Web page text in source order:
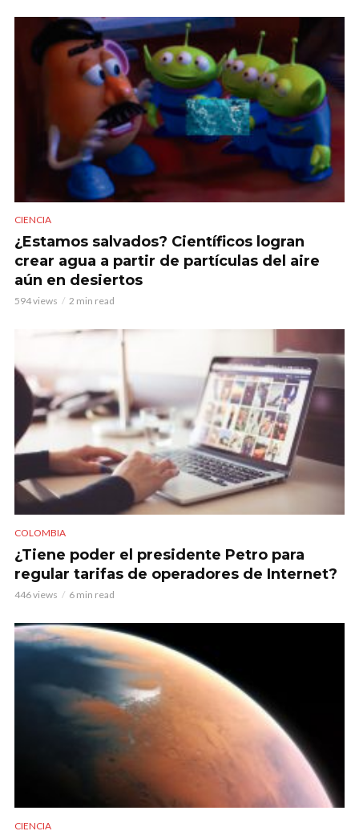
CIENCIA
¿Estamos salvados? Científicos logran
crear agua a partir de partículas del aire
aún en desiertos
594 views 2 min read
COLOMBIA
¿Tiene poder el presidente Petro para
regular tarifas de operadores de Internet?
446 views 6 min read
CIENCIA